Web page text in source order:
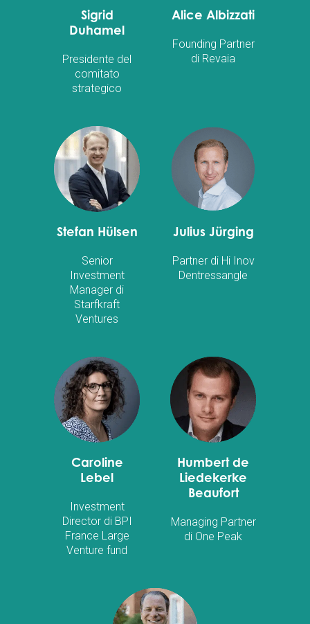
Sigrid
Duhamel
Presidente del
comitato
strategico
Alice Albizzati
Founding Partner
di Revaia
Stefan Hülsen
Senior
Investment
Manager di
Starfkraft
Ventures
Julius Jürging
Partner di Hi Inov
Dentressangle
Caroline
Lebel
Investment
Director di BPI
France Large
Venture fund
Humbert de
Liedekerke
Beaufort
Managing Partner
di One Peak